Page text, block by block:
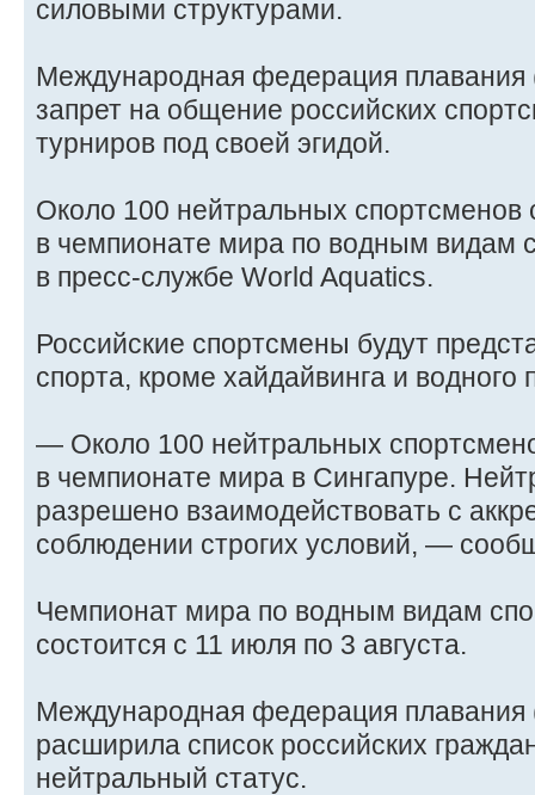
силовыми структурами.
Международная федерация плавания
запрет на общение российских
турниров под своей эгидой.
Около 100 нейтральных спортсменов
в чемпионате мира по водным видам
в пресс‑службе World Aquatics.
Российские спортсмены будут
спорта, кроме хайдайвинга и водного
— Около 100 нейтральных
в чемпионате мира в Сингапуре.
разрешено взаимодействовать с
соблюдении строгих условий, —
Чемпионат мира по водным видам
состоится с 11 июля по 3 августа.
Международная федерация плавания
расширила список российских
нейтральный статус.